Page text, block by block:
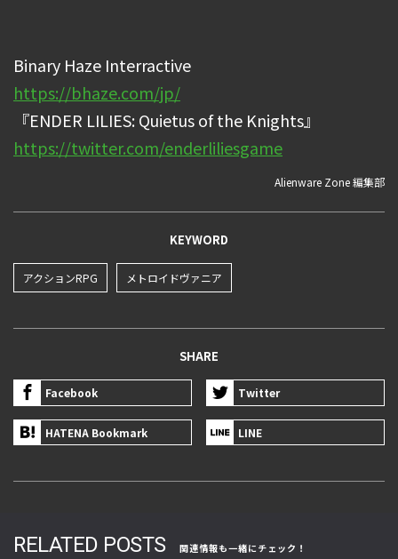
Binary Haze Interractive
https://bhaze.com/jp/
『ENDER LILIES: Quietus of the Knights』
https://twitter.com/enderliliesgame
Alienware Zone 編集部
KEYWORD
アクションRPG メトロイドヴァニア
SHARE
Facebook Twitter
HATENA Bookmark LINE
RELATED POSTS
関連情報も一緒にチェック！